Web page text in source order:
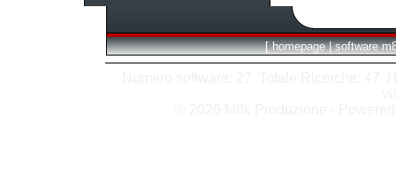
[ homepage | software